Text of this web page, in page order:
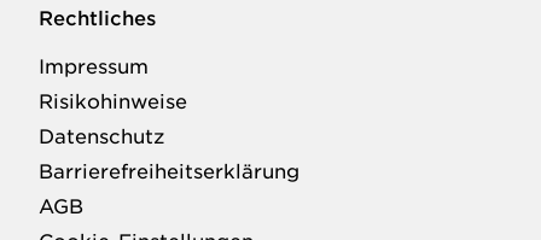
Rechtliches
Impressum
Risikohinweise
Datenschutz
Barrierefreiheitserklärung
AGB